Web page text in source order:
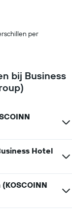
per
bij Business
Hotel